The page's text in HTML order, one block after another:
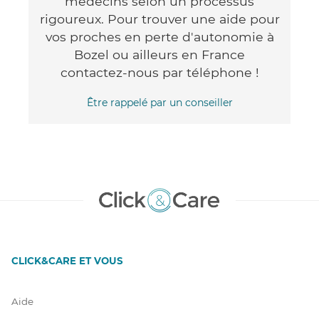
rigoureux. Pour trouver une aide pour
vos proches en perte d'autonomie à
Bozel ou ailleurs en France
contactez-nous par téléphone !
Être rappelé par un conseiller
CLICK&CARE ET VOUS
Aide